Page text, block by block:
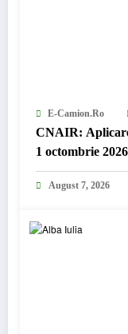
E-Camion.ro
CNAIR:
1 octombrie 2026
August 7, 2026